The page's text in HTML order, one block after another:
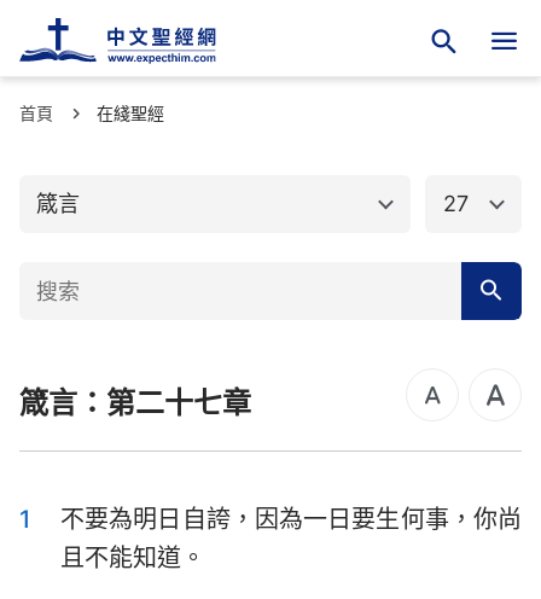
首頁 在綫聖經
箴言
舊約聖經
創世記
申命記
撒母耳記上
歷代志上 歷代志下
以斯拉記
27
箴言：第二十七章
1
不要為明日自誇，因為一日要生何事，你尚
且不能知道。